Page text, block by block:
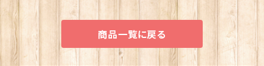
商品一覧に戻る